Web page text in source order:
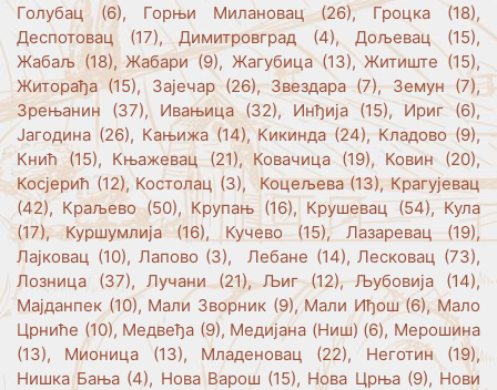
Голубац (6), Горњи Милановац (26), Гроцка (18),
Деспотовац (17), Димитровград (4), Дољевац (15),
Жабаљ (18), Жабари (9), Жагубица (13), Житиште (15),
Житорађа (15), Зајечар (26), Звездара (7), Земун (7),
Зрењанин (37), Ивањица (32), Инђија (15), Ириг (6),
Јагодина (26), Кањижа (14), Кикинда (24), Кладово (9),
Кнић (15), Књажевац (21), Ковачица (19), Ковин (20),
Косјерић (12), Костолац (3), Коцељева (13), Крагујевац
(42), Краљево (50), Крупањ (16), Крушевац (54), Кула
(17), Куршумлија (16), Кучево (15), Лазаревац (19),
Лајковац (10), Лапово (3), Лебане (14), Лесковац (73),
Лозница (37), Лучани (21), Љиг (12), Љубовија (14),
Мајданпек (10), Мали Зворник (9), Мали Иђош (6), Мало
Црниће (10), Медвеђа (9), Медијана (Ниш) (6), Мерошина
(13), Мионица (13), Младеновац (22), Неготин (19),
Нишка Бања (4), Нова Варош (15), Нова Црња (9), Нови